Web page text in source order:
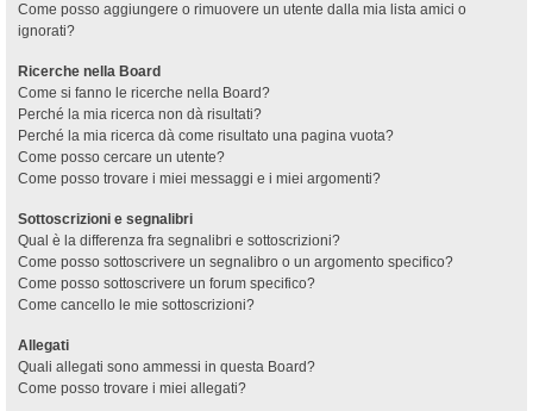
Come posso aggiungere o rimuovere un utente dalla mia lista amici o
ignorati?
Ricerche nella Board
Come si fanno le ricerche nella Board?
Perché la mia ricerca non dà risultati?
Perché la mia ricerca dà come risultato una pagina vuota?
Come posso cercare un utente?
Come posso trovare i miei messaggi e i miei argomenti?
Sottoscrizioni e segnalibri
Qual è la differenza fra segnalibri e sottoscrizioni?
Come posso sottoscrivere un segnalibro o un argomento specifico?
Come posso sottoscrivere un forum specifico?
Come cancello le mie sottoscrizioni?
Allegati
Quali allegati sono ammessi in questa Board?
Come posso trovare i miei allegati?